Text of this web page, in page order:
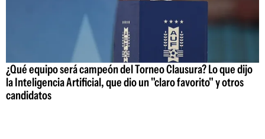
¿Qué equipo será campeón del Torneo Clausura? Lo que dijo
la Inteligencia Artificial, que dio un "claro favorito" y otros
candidatos